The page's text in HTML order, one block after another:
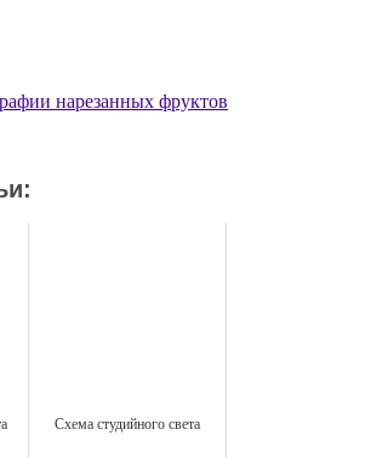
нарезанных фруктов
Схема студийного света